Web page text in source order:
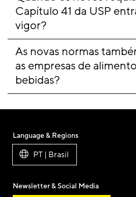
Capítulo 41 da USP
vigor?
As novas normas
as empresas de
bebidas?
Language & Regions
PT | Brasil
Newsletter & Social Media